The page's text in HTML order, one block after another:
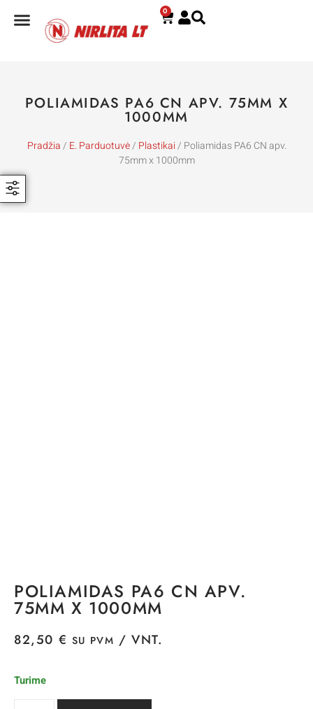
0
POLIAMIDAS PA6 CN APV. 75MM X
1000MM
Pradžia/ E. Parduotuvė/ Plastikai/ Poliamidas PA6 CN apv.
75mm x 1000mm
POLIAMIDAS PA6 CN APV.
75MM X 1000MM
82,50 € SU PVM / VNT.
Turime